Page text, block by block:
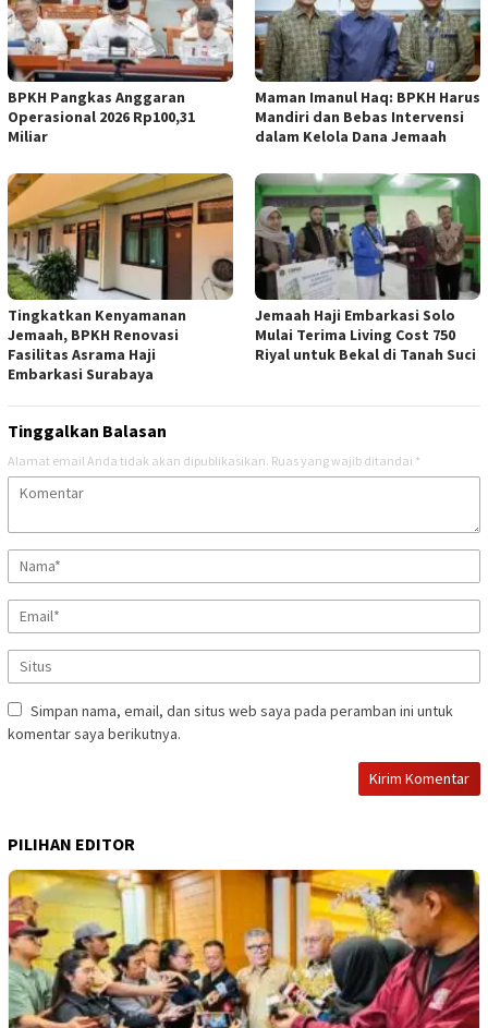
BPKH Pangkas Anggaran
Operasional 2026 Rp100,31
Miliar
Maman Imanul Haq: BPKH Harus
Mandiri dan Bebas Intervensi
dalam Kelola Dana Jemaah
Tingkatkan Kenyamanan
Jemaah, BPKH Renovasi
Fasilitas Asrama Haji
Embarkasi Surabaya
Jemaah Haji Embarkasi Solo
Mulai Terima Living Cost 750
Riyal untuk Bekal di Tanah Suci
Tinggalkan Balasan
Alamat email Anda tidak akan dipublikasikan. Ruas yang wajib ditandai *
Simpan nama, email, dan situs web saya pada peramban ini untuk
komentar saya berikutnya.
PILIHAN EDITOR